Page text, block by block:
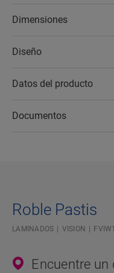
Dimensiones
Diseño
Datos del producto
Documentos
Roble Pastis
LAMINADOS VISION
Encuentre